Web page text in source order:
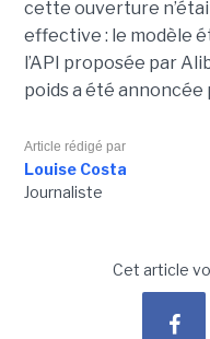
cette ouverture
effective : le modèle
l’API proposée par
poids a été annoncée
Article rédigé par
Louise Costa
Journaliste
Cet article